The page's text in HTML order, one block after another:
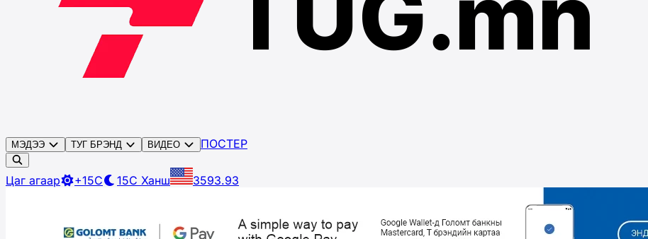
МЭДЭЭ ТУГ БРЭНД ВИДЕО ПОСТЕР
Цаг агаар +15C 15C Ханш 3593.93